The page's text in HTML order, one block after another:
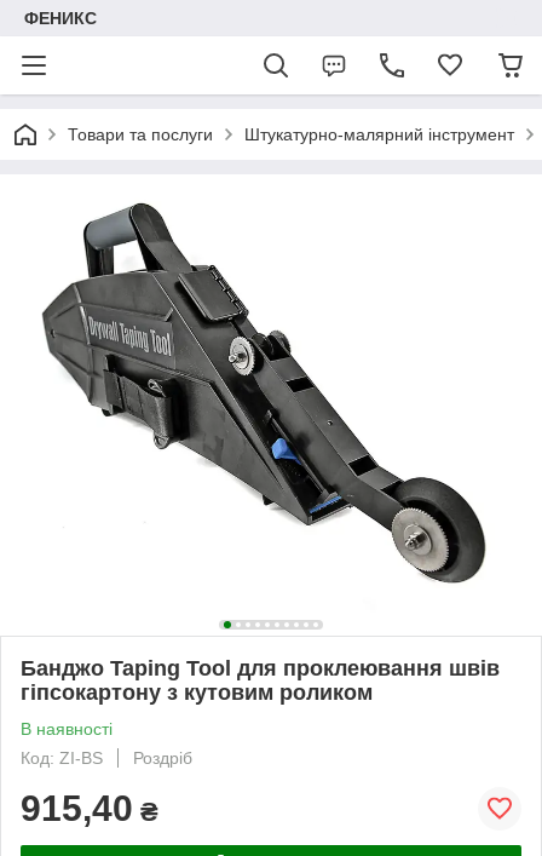
ФЕНИКС
Товари та послуги Штукатурно-малярний інструмент
Банджо Taping Tool для проклеювання швів
гіпсокартону з кутовим роликом
В наявності
Код: ZI-BS
Роздріб
915,40 ₴